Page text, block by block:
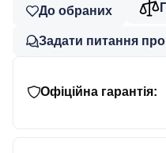
До обраних
Задати питання
Офіційна гарантія: